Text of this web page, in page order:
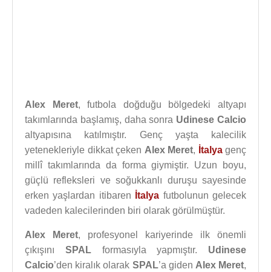
Alex Meret, futbola doğduğu bölgedeki altyapı
takımlarında başlamış, daha sonra Udinese Calcio
altyapısına katılmıştır. Genç yaşta kalecilik
yetenekleriyle dikkat çeken Alex Meret, İtalyagenç
millî takımlarında da forma giymiştir. Uzun boyu,
güçlü refleksleri ve soğukkanlı duruşu sayesinde
erken yaşlardan itibaren
İtalya futbolunun gelecek
vadeden kalecilerinden biri olarak görülmüştür.
Alex Meret, profesyonel kariyerinde ilk önemli
çıkışını SPALformasıyla yapmıştır. Udinese
Calcio’den kiralık olarak SPAL’a giden Alex Meret,